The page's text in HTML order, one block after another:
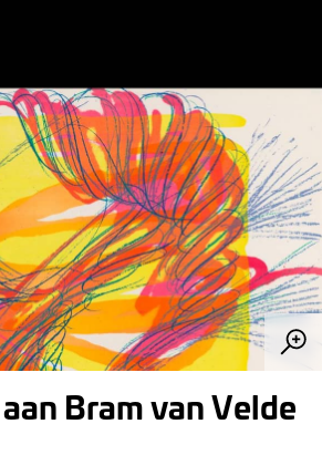
Bram van Velde